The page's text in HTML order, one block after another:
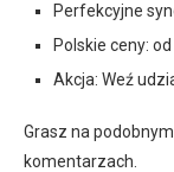
Perfekcyjne
Polskie ceny: od
Akcja: Weź
Grasz na
komentarzach.